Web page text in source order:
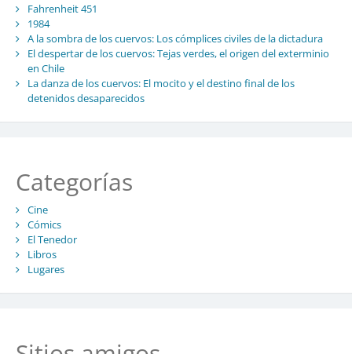
Fahrenheit 451
1984
A la sombra de los cuervos: Los cómplices civiles de la dictadura
El despertar de los cuervos: Tejas verdes, el origen del exterminio
en Chile
La danza de los cuervos: El mocito y el destino final de los
detenidos desaparecidos
Categorías
Cine
Cómics
El Tenedor
Libros
Lugares